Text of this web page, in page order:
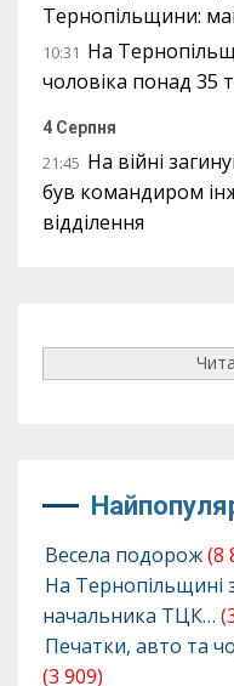
Тернопільщини:
10:31 На
чоловіка понад 35
4 Серпня
21:45 На війні
був командиром
відділення
Весела подорож(8
На Тернопільщині
начальника ТЦК…
Печатки, авто та
(3 909)